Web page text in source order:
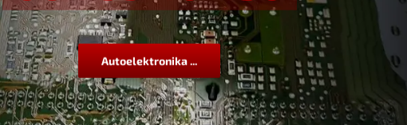
Autoelektronika ...